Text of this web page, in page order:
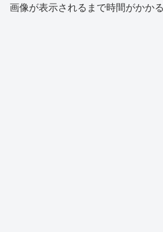
画像が表示されるまで時間がかか